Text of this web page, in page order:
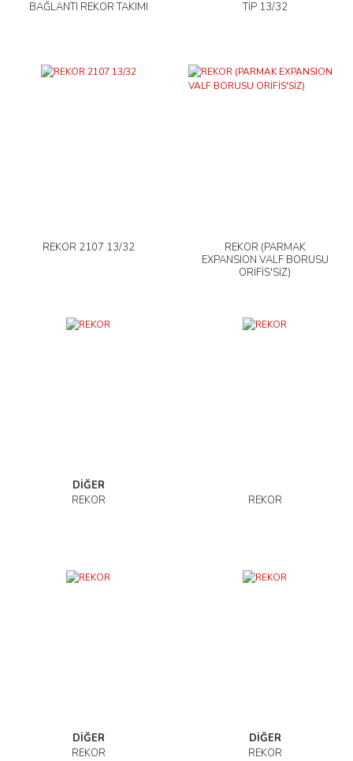
BAĞLANTI REKOR TAKIMI
TİP 13/32
REKOR 2107 13/32
REKOR (PARMAK
EXPANSION VALF BORUSU
ORİFİS'SİZ)
DİĞER
REKOR
REKOR
DİĞER
REKOR
DİĞER
REKOR